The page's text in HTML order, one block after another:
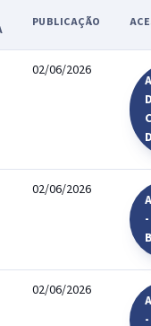
PUBLICAÇÃO
02/06/2026
02/06/2026
02/06/2026